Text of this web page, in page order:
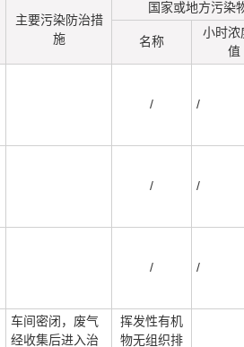
主要污染防治措
施
国家或地方污染
名称
小时浓
值
/ /
/ /
/ /
车间密闭，废气
经收集后进入治
挥发性有机
物无组织排